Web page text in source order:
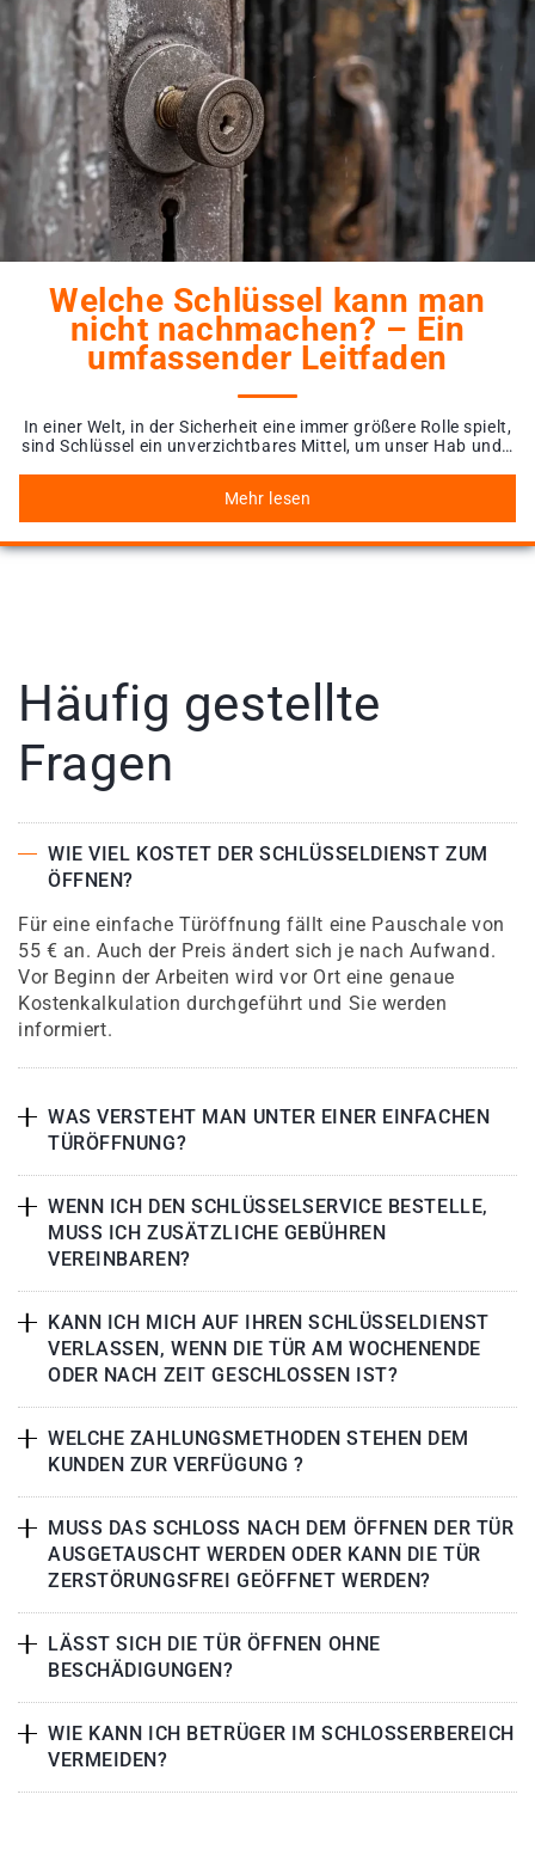
Welche Schlüssel kann man
nicht nachmachen? – Ein
umfassender Leitfaden
In einer Welt, in der Sicherheit eine immer größere Rolle spielt,
sind Schlüssel ein unverzichtbares Mittel, um unser Hab und…
Mehr lesen
Häufig gestellte
Fragen
WIE VIEL KOSTET DER SCHLÜSSELDIENST ZUM
ÖFFNEN?
Für eine einfache Türöffnung fällt eine Pauschale von
55 € an. Auch der Preis ändert sich je nach Aufwand.
Vor Beginn der Arbeiten wird vor Ort eine genaue
Kostenkalkulation durchgeführt und Sie werden
informiert.
WAS VERSTEHT MAN UNTER EINER EINFACHEN
TÜRÖFFNUNG?
WENN ICH DEN SCHLÜSSELSERVICE BESTELLE,
MUSS ICH ZUSÄTZLICHE GEBÜHREN
VEREINBAREN?
KANN ICH MICH AUF IHREN SCHLÜSSELDIENST
VERLASSEN, WENN DIE TÜR AM WOCHENENDE
ODER NACH ZEIT GESCHLOSSEN IST?
WELCHE ZAHLUNGSMETHODEN STEHEN DEM
KUNDEN ZUR VERFÜGUNG ?
MUSS DAS SCHLOSS NACH DEM ÖFFNEN DER TÜR
AUSGETAUSCHT WERDEN ODER KANN DIE TÜR
ZERSTÖRUNGSFREI GEÖFFNET WERDEN?
LÄSST SICH DIE TÜR ÖFFNEN OHNE
BESCHÄDIGUNGEN?
WIE KANN ICH BETRÜGER IM SCHLOSSERBEREICH
VERMEIDEN?